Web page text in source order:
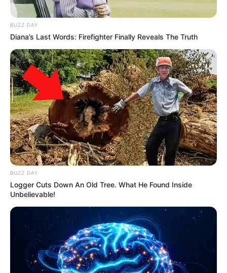
BUZZ DAY
Diana’s Last Words: Firefighter Finally Reveals The Truth
BUZZ DAY
Logger Cuts Down An Old Tree. What He Found Inside
Unbelievable!